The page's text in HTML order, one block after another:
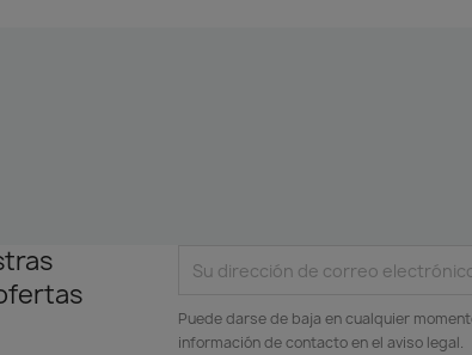
Puede darse de baja en cualquier
información de contacto en el aviso legal.